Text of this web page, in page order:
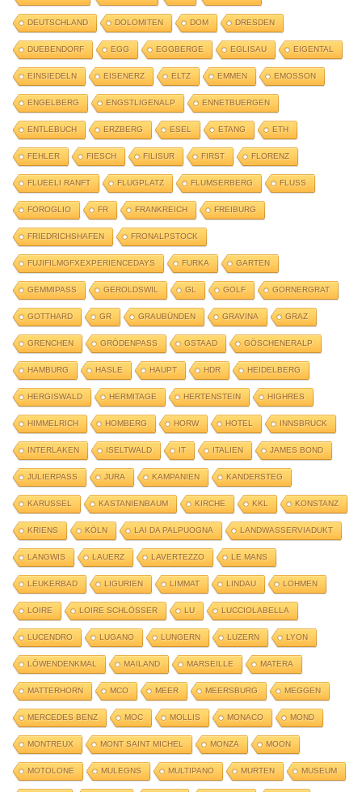
DEUTSCHLAND DOLOMITEN DOM DRESDEN
DUEBENDORF EGG EGGBERGE EGLISAU EIGENTAL
EINSIEDELN EISENERZ ELTZ EMMEN EMOSSON
ENGELBERG ENGSTLIGENALP ENNETBUERGEN
ENTLEBUCH ERZBERG ESEL ETANG ETH
FEHLER FIESCH FILISUR FIRST FLORENZ
FLUEELI RANFT FLUGPLATZ FLUMSERBERG FLUSS
FOROGLIO FR FRANKREICH FREIBURG
FRIEDRICHSHAFEN FRONALPSTOCK
FUJIFILMGFXEXPERIENCEDAYS FURKA GARTEN
GEMMIPASS GEROLDSWIL GL GOLF GORNERGRAT
GOTTHARD GR GRAUBÜNDEN GRAVINA GRAZ
GRENCHEN GRÖDENPASS GSTAAD GÖSCHENERALP
HAMBURG HASLE HAUPT HDR HEIDELBERG
HERGISWALD HERMITAGE HERTENSTEIN HIGHRES
HIMMELRICH HOMBERG HORW HOTEL INNSBRUCK
INTERLAKEN ISELTWALD IT ITALIEN JAMES BOND
JULIERPASS JURA KAMPANIEN KANDERSTEG
KARUSSEL KASTANIENBAUM KIRCHE KKL KONSTANZ
KRIENS KÖLN LAI DA PALPUOGNA LANDWASSERVIADUKT
LANGWIS LAUERZ LAVERTEZZO LE MANS
LEUKERBAD LIGURIEN LIMMAT LINDAU LOHMEN
LOIRE LOIRE SCHLÖSSER LU LUCCIOLABELLA
LUCENDRO LUGANO LUNGERN LUZERN LYON
LÖWENDENKMAL MAILAND MARSEILLE MATERA
MATTERHORN MCO MEER MEERSBURG MEGGEN
MERCEDES BENZ MOC MOLLIS MONACO MOND
MONTREUX MONT SAINT MICHEL MONZA MOON
MOTOLONE MULEGNS MULTIPANO MURTEN MUSEUM